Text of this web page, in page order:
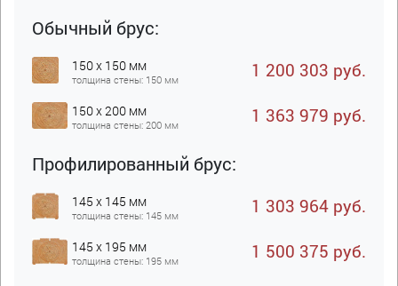
Обычный брус:
150 x 150 мм
толщина стены: 150 мм 1 200 303 руб.
150 x 200 мм
толщина стены: 200 мм 1 363 979 руб.
Профилированный брус:
145 x 145 мм
толщина стены: 145 мм 1 303 964 руб.
145 x 195 мм
толщина стены: 195 мм 1 500 375 руб.